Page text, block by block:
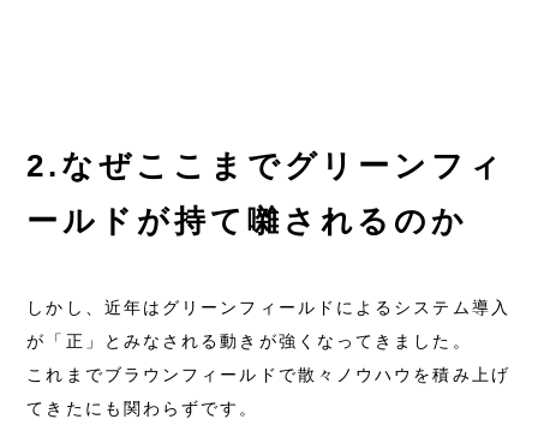
2.なぜここまでグリーンフィ
ールドが持て囃されるのか
しかし、近年はグリーンフィールドによるシステム導入
が「正」とみなされる動きが強くなってきました。
これまでブラウンフィールドで散々ノウハウを積み上げ
てきたにも関わらずです。